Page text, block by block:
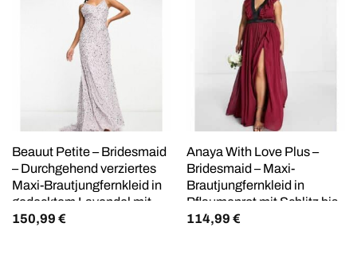
Beauut Petite – Bridesmaid
– Durchgehend verziertes
Maxi-Brautjungfernkleid in
gedecktem Lavendel mit
schmalen Trägern und
150,99 €
Anaya With Love Plus –
Bridesmaid – Maxi-
Brautjungfernkleid in
Pflaumenrot mit Schlitz bis
zum Oberschenkel – RED
114,99 €